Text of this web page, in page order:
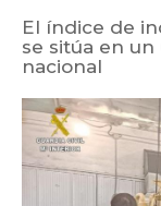
El índice de
se sitúa en
nacional